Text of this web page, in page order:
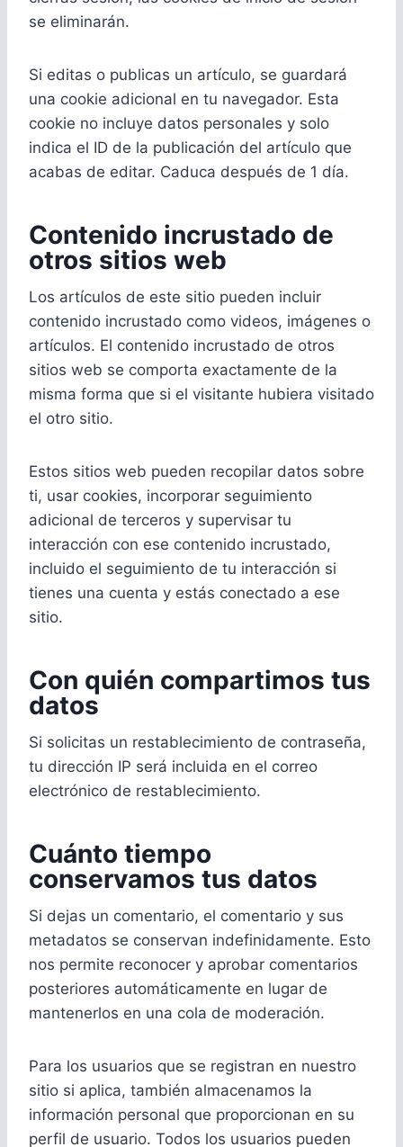
se eliminarán.
Si editas o publicas un artículo, se guardará
una cookie adicional en tu navegador. Esta
cookie no incluye datos personales y solo
indica el ID de la publicación del artículo que
acabas de editar. Caduca después de 1 día.
Contenido incrustado de
otros sitios web
Los artículos de este sitio pueden incluir
contenido incrustado como videos, imágenes o
artículos. El contenido incrustado de otros
sitios web se comporta exactamente de la
misma forma que si el visitante hubiera visitado
el otro sitio.
Estos sitios web pueden recopilar datos sobre
ti, usar cookies, incorporar seguimiento
adicional de terceros y supervisar tu
interacción con ese contenido incrustado,
incluido el seguimiento de tu interacción si
tienes una cuenta y estás conectado a ese
sitio.
Con quién compartimos tus
datos
Si solicitas un restablecimiento de contraseña,
tu dirección IP será incluida en el correo
electrónico de restablecimiento.
Cuánto tiempo
conservamos tus datos
Si dejas un comentario, el comentario y sus
metadatos se conservan indefinidamente. Esto
nos permite reconocer y aprobar comentarios
posteriores automáticamente en lugar de
mantenerlos en una cola de moderación.
Para los usuarios que se registran en nuestro
sitio si aplica, también almacenamos la
información personal que proporcionan en su
perfil de usuario. Todos los usuarios pueden